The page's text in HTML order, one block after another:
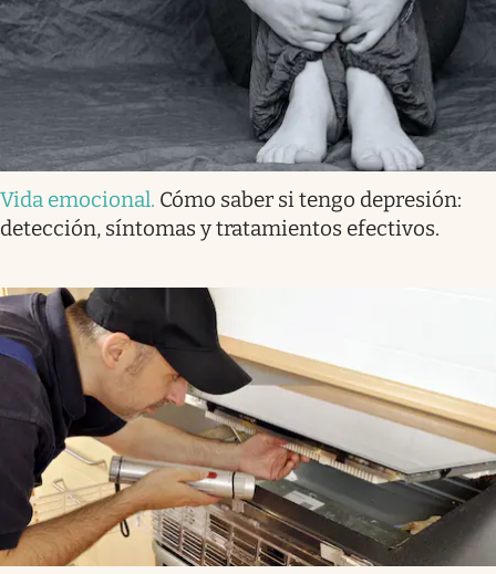
Vida emocional. Cómo saber si tengo depresión:
detección, síntomas y tratamientos efectivos.